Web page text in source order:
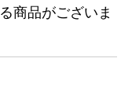
商品がございま